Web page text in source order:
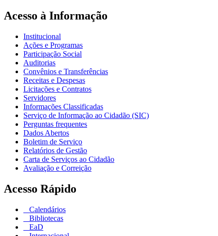
Acesso à Informação
Institucional
Ações e Programas
Participação Social
Auditorias
Convênios e Transferências
Receitas e Despesas
Licitações e Contratos
Servidores
Informações Classificadas
Serviço de Informação ao Cidadão (SIC)
Perguntas frequentes
Dados Abertos
Boletim de Serviço
Relatórios de Gestão
Carta de Serviços ao Cidadão
Avaliação e Correição
Acesso Rápido
Calendários
Bibliotecas
EaD